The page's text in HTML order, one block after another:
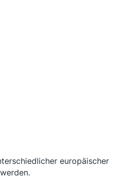
europäischer